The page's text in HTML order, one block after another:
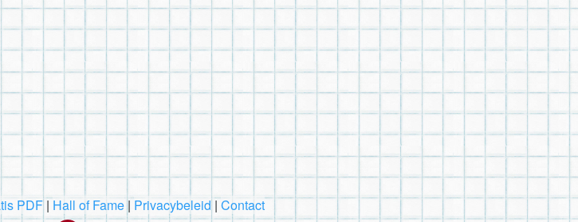
PDF | Hall of Fame | Privacybeleid | Contact